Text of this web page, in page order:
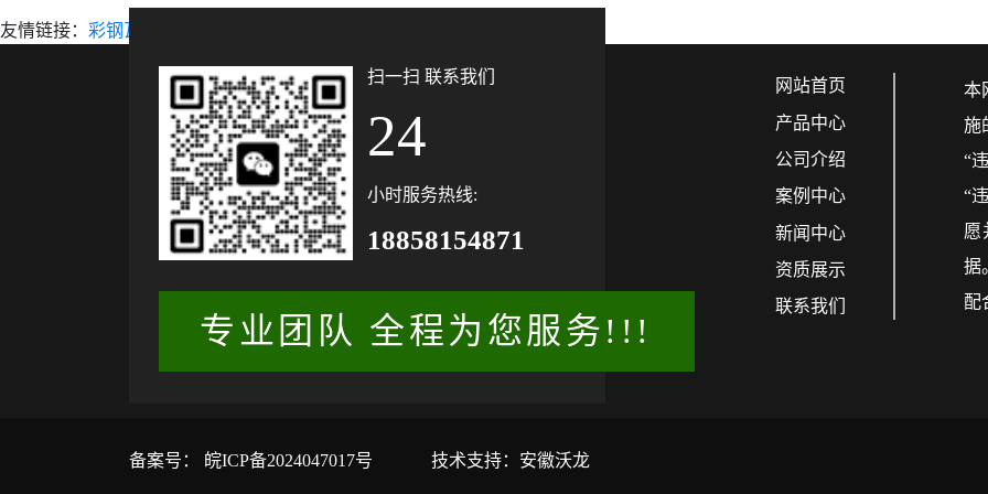
友情链接： 彩钢瓦
扫一扫 联系我们
24
小时服务热线:
18858154871
专业团队 全程为您服务!!!
网站首页
产品中心
公司介绍
案例中心
新闻中心
资质展示
联系我们
本
施
“
“
愿
据
配
备案号： 皖ICP备2024047017号 技术支持：安徽沃龙